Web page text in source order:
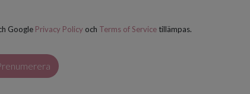
Google Privacy Policy och Terms of Servicetillämpas.